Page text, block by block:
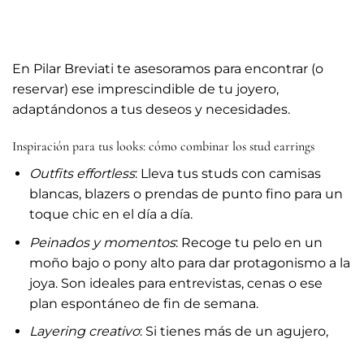
En Pilar Breviati te asesoramos para encontrar (o
reservar) ese imprescindible de tu joyero,
adaptándonos a tus deseos y necesidades.
Inspiración para tus looks: cómo combinar los stud earrings
Outfits effortless: Lleva tus studs con camisas
blancas, blazers o prendas de punto fino para un
toque chic en el día a día.
Peinados y momentos: Recoge tu pelo en un
moño bajo o pony alto para dar protagonismo a la
joya. Son ideales para entrevistas, cenas o ese
plan espontáneo de fin de semana.
Layering creativo: Si tienes más de un agujero,